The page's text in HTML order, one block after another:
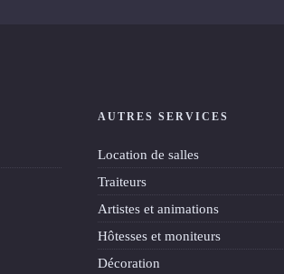
AUTRES SERVICES
Location de salles
Traiteurs
Artistes et animations
Hôtesses et moniteurs
Décoration